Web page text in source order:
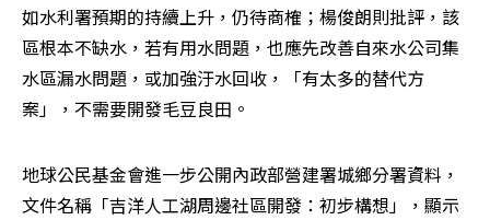
如水利署預期的持續上升，仍待商榷；楊俊朗則批評，該
區根本不缺水，若有用水問題，也應先改善自來水公司集
水區漏水問題，或加強汙水回收，「有太多的替代方
案」，不需要開發毛豆良田。
地球公民基金會進一步公開內政部營建署城鄉分署資料，
文件名稱「吉洋人工湖周邊社區開發：初步構想」，顯示